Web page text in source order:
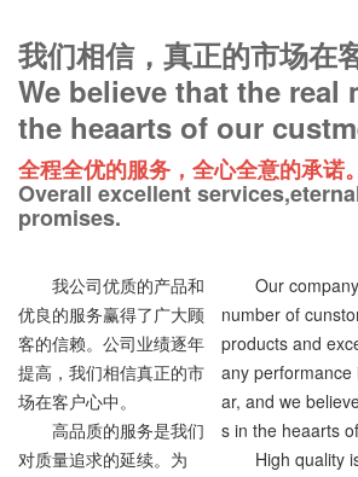
我们相信，真正的市场在
We believe that the real
the heaarts of our
全程全优的服务，全心全意的承诺。
Overall excellent
promises.
我公司优质的产品和
优良的服务赢得了广大顾
客的信赖。公司业绩逐年
提高，我们相信真正的市
场在客户心中。
高品质的服务是我们
对质量追求的延续。为
Our
number of
products and
any
ar, and we
s in the heaarts
High quality